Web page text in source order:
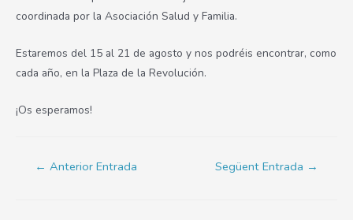
coordinada por la Asociación Salud y Familia.
Estaremos del 15 al 21 de agosto y nos podréis encontrar, como
cada año, en la Plaza de la Revolución.
¡Os esperamos!
Navegació
← Anterior Entrada Següent Entrada →